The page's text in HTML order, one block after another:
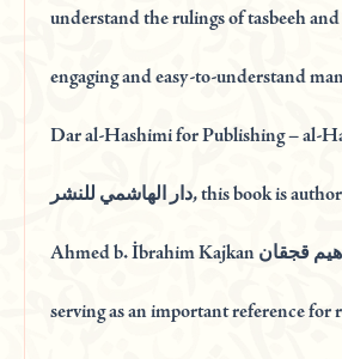
understand the rulings of tasbeeh
engaging and easy-to-understand
Dar al-Hashimi for Publishing – al-
دار الهاشمي للنشر, this book is authored by el-Molla
Ahmed b. İbrahim Kajkan الملا أحمد بن إبراهيم قجقان,
serving as an important reference for